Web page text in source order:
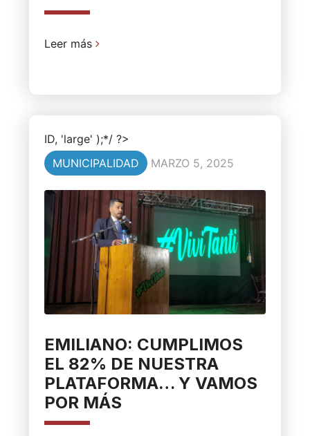
Leer más
ID, 'large' );*/ ?>
MUNICIPALIDAD
MARZO 5, 2025
EMILIANO: CUMPLIMOS
EL 82% DE NUESTRA
PLATAFORMA… Y VAMOS
POR MÁS